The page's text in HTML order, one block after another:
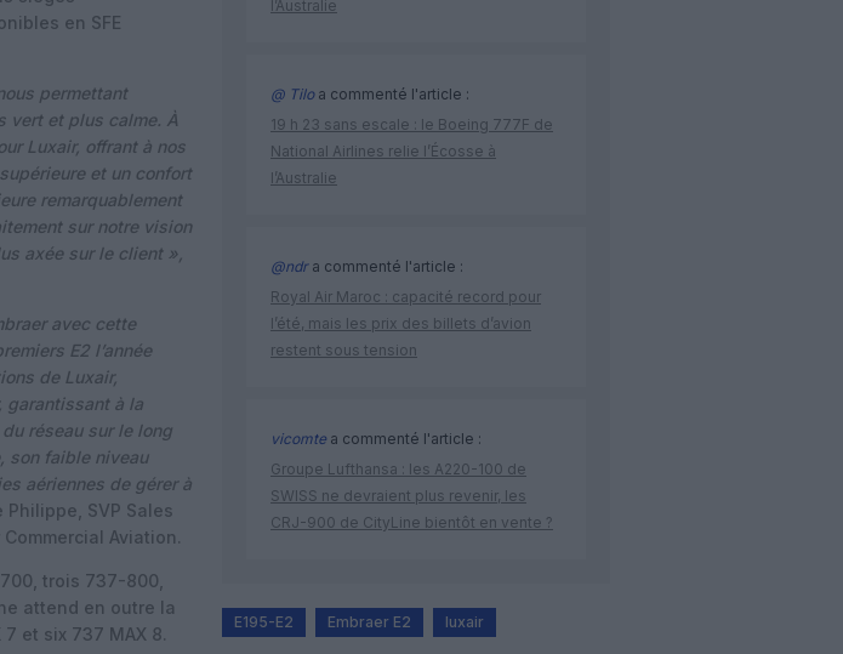
en SFE
permettant
vert et plus calme. À
Luxair, offrant à nos
et un confort
remarquablement
sur notre vision
axée sur le client »,
avec cette
E2 l’année
de Luxair,
garantissant à la
réseau sur le long
son faible niveau
aériennes de gérer à
SVP Sales
Aviation.
trois 737-800,
attend en outre la
et six 737 MAX 8.
l’Australie
@ Tiloa commenté l'article :
19 h 23 sans escale : le Boeing 777F de
National Airlines relie l’Écosse à
l’Australie
@ndra commenté l'article :
Royal Air Maroc : capacité record pour
l’été, mais les prix des billets d’avion
restent sous tension
vicomtea commenté l'article :
Groupe Lufthansa : les A220-100 de
SWISS ne devraient plus revenir, les
CRJ-900 de CityLine bientôt en vente ?
E195-E2 Embraer E2 luxair